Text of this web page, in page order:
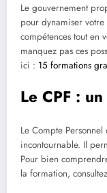
Le gouvernement
pour dynamiser
compétences tout en
manquez pas ces
ici : 15 formations
Le CPF :
Le Compte
incontournable. Il
Pour bien
la formation,